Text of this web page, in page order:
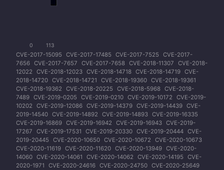
0 113
CVE-2017-15095 CVE-2017-17485 CVE-2017-7525
CVE-2017-
7656 CVE-2017-7657 CVE-2017-7658 CVE-2018-11307
CVE-2018-
12022
CVE-2018-12023 CVE-2018-14718 CVE-2018-14719 CVE-
2018-14720 CVE-2018-14721 CVE-2018-19360 CVE-2018-19361
CVE-2018-19362
CVE-2018-20225 CVE-2018-5968 CVE-2018-
7489 CVE-2019-0205 CVE-2019-0210 CVE-2019-10172
CVE-2019-
10202
CVE-2019-12086 CVE-2019-14379 CVE-2019-14439 CVE-
2019-14540 CVE-2019-14892 CVE-2019-14893 CVE-2019-16335
CVE-2019-16869 CVE-2019-16942 CVE-2019-16943 CVE-2019-
17267
CVE-2019-17531 CVE-2019-20330 CVE-2019-20444 CVE-
2019-20445
CVE-2020-10650 CVE-2020-10672
CVE-2020-10673
CVE-2020-11619 CVE-2020-11620 CVE-2020-13949 CVE-2020-
14060 CVE-2020-14061 CVE-2020-14062 CVE-2020-14195
CVE-
2020-1971
CVE-2020-24616 CVE-2020-24750 CVE-2020-25649